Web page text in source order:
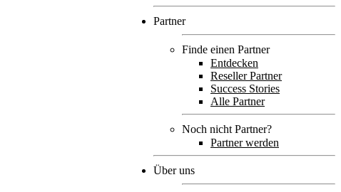
Partner
Finde einen Partner
Entdecken
Reseller Partner
Success Stories
Alle Partner
Noch nicht Partner?
Partner werden
Über uns